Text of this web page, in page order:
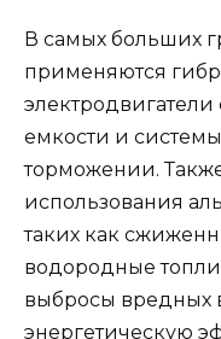
В самых больших
применяются
емкости и
торможении.
использования
таких как
водородные
выбросы вредных
энергетическую